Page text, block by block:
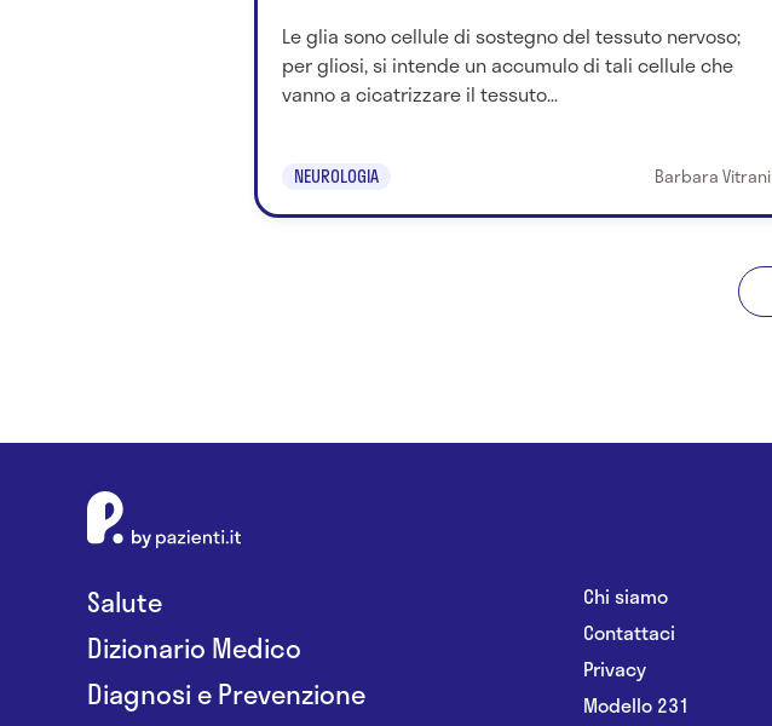
Le glia sono cellule di sostegno del tessuto nervoso;
per gliosi, si intende un accumulo di tali cellule che
vanno a cicatrizzare il tessuto...
NEUROLOGIA Barbara Vitrani
Salute
Dizionario Medico
Diagnosi e Prevenzione
Chi siamo
Contattaci
Privacy
Modello 231